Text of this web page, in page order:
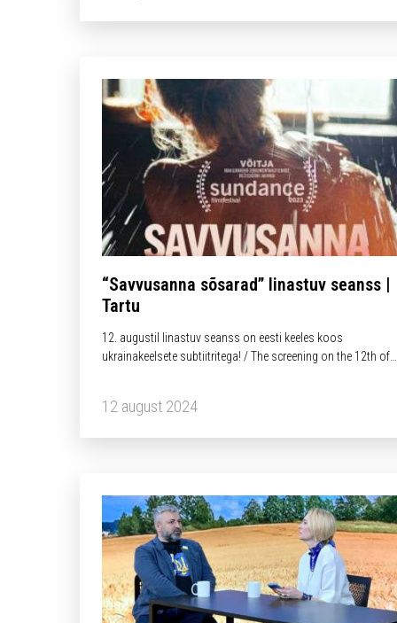
“Savvusanna sõsarad” linastuv seanss |
Tartu
12. augustil linastuv seanss on eesti keeles koos
ukrainakeelsete subtiitritega! / The screening on the 12th of
12 august 2024